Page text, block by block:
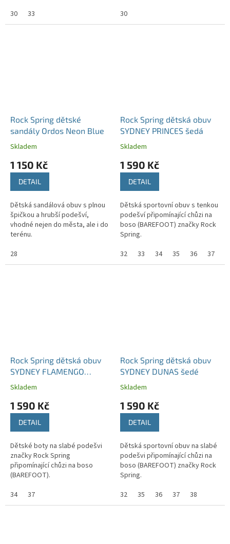
30 33
30
Rock Spring dětské
sandály Ordos Neon Blue
Skladem
1 150 Kč
DETAIL
Dětská sandálová obuv s plnou
špičkou a hrubší podešví,
vhodné nejen do města, ale i do
terénu.
28
Rock Spring dětská obuv
SYDNEY PRINCES šedá
Skladem
1 590 Kč
DETAIL
Dětská sportovní obuv s tenkou
podešví připomínající chůzi na
boso (BAREFOOT) značky Rock
Spring.
32
33 34 35 36 37
Rock Spring dětská obuv
SYDNEY FLAMENGO
růžová
Skladem
1 590 Kč
DETAIL
Dětské boty na slabé podešvi
značky Rock Spring
připomínající chůzi na boso
(BAREFOOT).
34
37
Rock Spring dětská obuv
SYDNEY DUNAS šedé
Skladem
1 590 Kč
DETAIL
Dětská sportovní obuv na slabé
podešvi připomínající chůzi na
boso (BAREFOOT) značky Rock
Spring.
32
35 36 37 38